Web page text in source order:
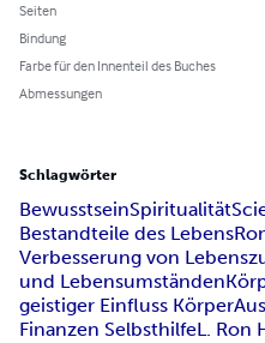
Seiten
Bindung
Farbe für den Innenteil des Buches
Abmessungen
Schlagwörter
BewusstseinSpiritualität
Bestandteile des Lebens
Verbesserung von
und Lebensumständen
geistiger Einfluss Körper
Finanzen SelbsthilfeL. Ron